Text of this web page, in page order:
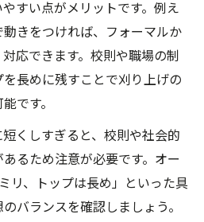
すい点がメリットです。例え
きをつければ、フォーマルか
応できます。校則や職場の制
長めに残すことで刈り上げの
です。
くしすぎると、校則や社会的
るため注意が必要です。オー
リ、トップは長め」といった具
バランスを確認しましょう。